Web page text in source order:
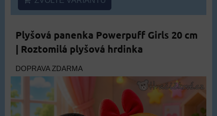
Plyšová panenka Powerpuff Girls 20 cm
| Roztomilá plyšová hrdinka
DOPRAVA ZDARMA